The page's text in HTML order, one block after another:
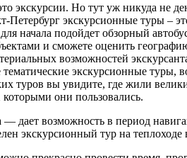
экскурсии. Но тут уж никуда не
Петербург экскурсионные туры –
начала подойдет обзорный
и сможете оценить
возможностей
экскурсионные туры,
туров вы увидите, где жили
они пользовались.
— дает возможность в период
экскурсионный тур на